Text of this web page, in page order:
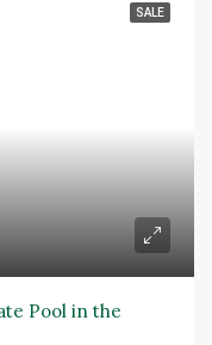
SALE
Pool in the